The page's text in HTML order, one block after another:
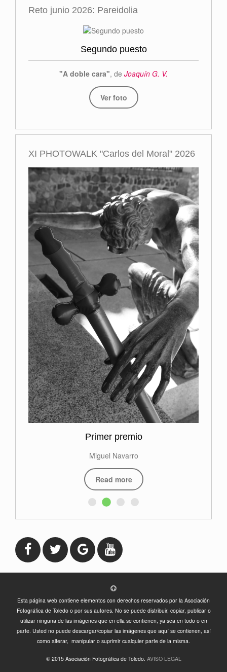
Reto junio 2026: Pareidolia
Segundo puesto
"A doble cara", de Joaquín G. V.
Ver foto
XI PHOTOWALK "Carlos del Moral" 2026
Primer premio
Miguel Navarro
Read more
Esta página web contiene elementos con derechos reservados por la Asociación
Fotográfica de Toledo o por sus autores. No se puede distribuir, copiar, publicar o
utilizar ninguna de las imágenes que en ella se contienen, ya sea en todo o en
parte. Usted no puede descargar/copiar las imágenes que aquí se contienen, así
como alterar, manipular o suprimir cualquier parte de la misma.
© 2015 Asociación Fotográfica de Toledo. AVISO LEGAL